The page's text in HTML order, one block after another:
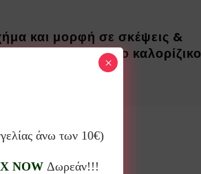
και μορφή σε σκέψεις &
ηλικία, το καλορίζικο
άνω των 10€)
NOWΔωρεάν!!!
×